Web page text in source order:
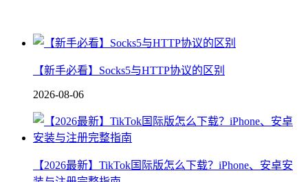
【新手必看】Socks5与HTTP协议的区别
2026-08-06
【2026最新】TikTok国际版怎么下载？iPhone、安卓安